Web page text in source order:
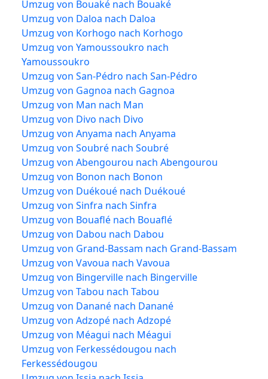
Umzug von Bouaké nach Bouaké
Umzug von Daloa nach Daloa
Umzug von Korhogo nach Korhogo
Umzug von Yamoussoukro nach
Yamoussoukro
Umzug von San-Pédro nach San-Pédro
Umzug von Gagnoa nach Gagnoa
Umzug von Man nach Man
Umzug von Divo nach Divo
Umzug von Anyama nach Anyama
Umzug von Soubré nach Soubré
Umzug von Abengourou nach Abengourou
Umzug von Bonon nach Bonon
Umzug von Duékoué nach Duékoué
Umzug von Sinfra nach Sinfra
Umzug von Bouaflé nach Bouaflé
Umzug von Dabou nach Dabou
Umzug von Grand-Bassam nach Grand-Bassam
Umzug von Vavoua nach Vavoua
Umzug von Bingerville nach Bingerville
Umzug von Tabou nach Tabou
Umzug von Danané nach Danané
Umzug von Adzopé nach Adzopé
Umzug von Méagui nach Méagui
Umzug von Ferkessédougou nach
Ferkessédougou